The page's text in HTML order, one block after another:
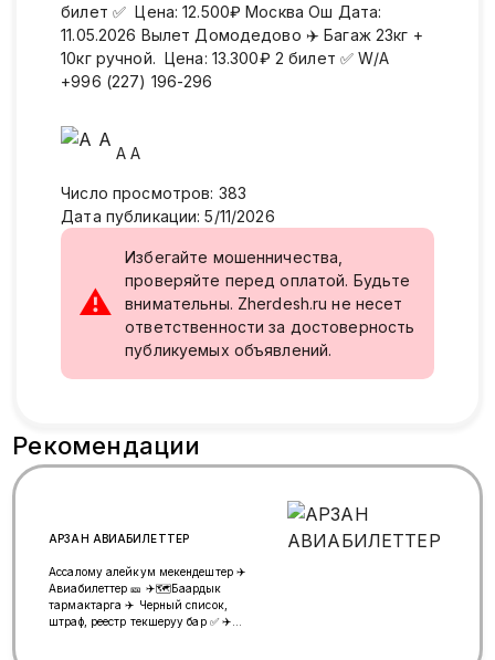
билет ✅ Цена: 12.500₽ Москва Ош Дата:
11.05.2026 Вылет Домодедово ✈️ Багаж 23кг +
10кг ручной. Цена: 13.300₽ 2 билет ✅ W/A
+996 (227) 196-296
A А
Число просмотров: 383
Дата публикации: 5/11/2026
⚠
Избегайте мошенничества,
проверяйте перед оплатой. Будьте
внимательны. Zherdesh.ru не несет
ответственности за достоверность
публикуемых объявлений.
Рекомендации
АРЗАН АВИАБИЛЕТТЕР
Ассалому алейкум мекендештер ✈️
Авиабилеттер 🎫 ✈️🗺️Баардык
тармактарга ✈️ Черный список,
штраф, реестр текшеруу бар ✅ ✈️